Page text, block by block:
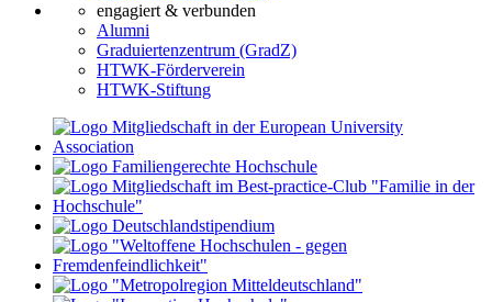
engagiert & verbunden
Alumni
Graduiertenzentrum (GradZ)
HTWK-Förderverein
HTWK-Stiftung